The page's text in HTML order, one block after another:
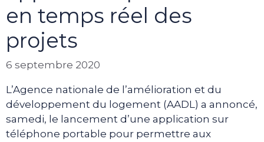
en temps réel des
projets
6 septembre 2020
L’Agence nationale de l’amélioration et du
développement du logement (AADL) a annoncé,
samedi, le lancement d’une application sur
téléphone portable pour permettre aux